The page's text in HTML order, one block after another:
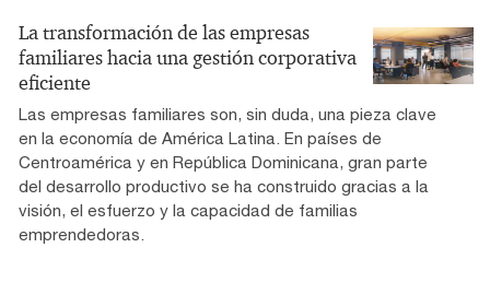
La transformación de las empresas
familiares hacia una gestión corporativa
eficiente
Las empresas familiares son, sin duda, una pieza clave
en la economía de América Latina. En países de
Centroamérica y en República Dominicana, gran parte
del desarrollo productivo se ha construido gracias a la
visión, el esfuerzo y la capacidad de familias
emprendedoras.